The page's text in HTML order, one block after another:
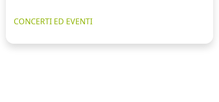
CONCERTI ED EVENTI